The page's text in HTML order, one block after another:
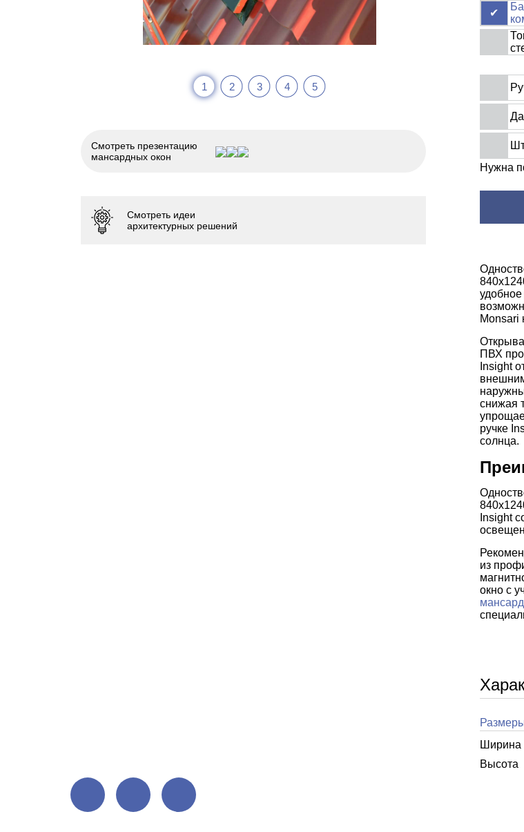
1 2 3 4 5
Нужна
Monsari
ПВХ
Insight
снижая
ручке
солнца.
Insight
из
окно с
Ширина
Высота
Смотреть презентацию
мансардных окон